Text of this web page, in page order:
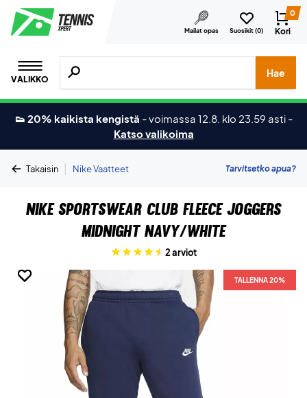
Mailat opas Suosikit (0)
0
Kori
VALIKKO
Hae tuotteita, merkkejä jne.
Hae
👟 20% kaikista kengistä -voimassa 12.8. klo 23.59 asti -
Katso valikoima
Takaisin | Nike Vaatteet Tarvitsetko apua?
Nike Sportswear Club Fleece Joggers
Midnight Navy/White
2 arviot
TALLENNA 20%
TALLENNA 20%
TALLENNA 20%
TALLENNA 20%
TALLENNA 20%